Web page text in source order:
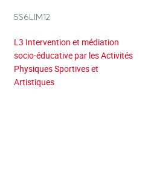
5S6LIM12
L3 Intervention et médiation
socio-éducative par les Activités
Physiques Sportives et
Artistiques